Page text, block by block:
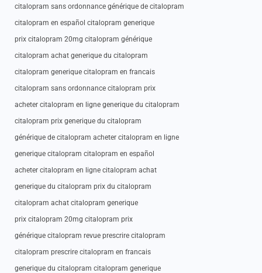
citalopram sans ordonnance générique de citalopram
citalopram en español citalopram generique
prix citalopram 20mg citalopram générique
citalopram achat generique du citalopram
citalopram generique citalopram en francais
citalopram sans ordonnance citalopram prix
acheter citalopram en ligne generique du citalopram
citalopram prix generique du citalopram
générique de citalopram acheter citalopram en ligne
generique citalopram citalopram en español
acheter citalopram en ligne citalopram achat
generique du citalopram prix du citalopram
citalopram achat citalopram generique
prix citalopram 20mg citalopram prix
générique citalopram revue prescrire citalopram
citalopram prescrire citalopram en francais
generique du citalopram citalopram generique